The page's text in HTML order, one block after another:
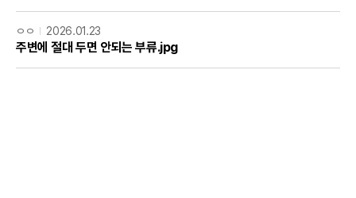
ㅇㅇ 2026.01.23
주변에 절대 두면 안되는 부류.jpg